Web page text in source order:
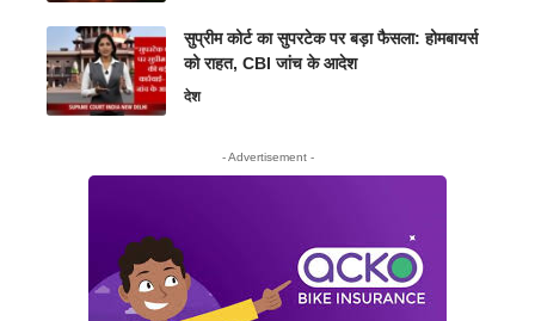
सुप्रीम कोर्ट का सुपरटेक पर बड़ा फैसला: होमबायर्स
को राहत, CBI जांच के आदेश
देश
- Advertisement -